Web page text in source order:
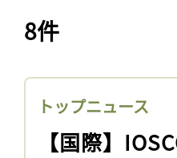
8件
トップニュース
【国際】